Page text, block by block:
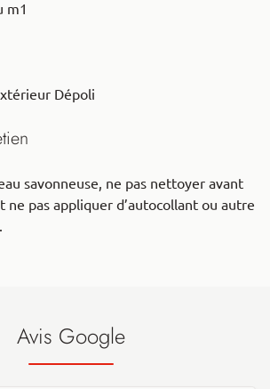
m1
Dépoli
savonneuse, ne pas nettoyer avant
ne pas appliquer d’autocollant ou autre
Avis Google